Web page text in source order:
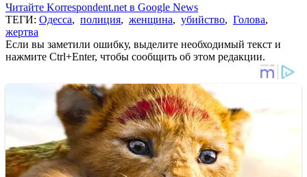
Читайте Korrespondent.net в Google News
ТЕГИ: Одесса, полиция, женщина, убийство, Голова,
жертва
Если вы заметили ошибку, выделите необходимый текст и
нажмите Ctrl+Enter, чтобы сообщить об этом редакции.